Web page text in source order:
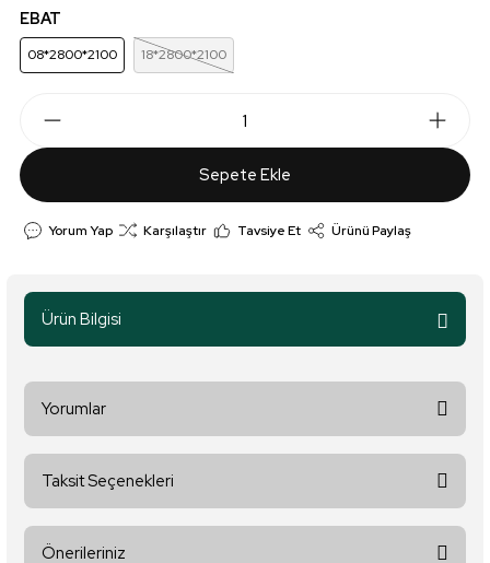
EBAT
08*2800*2100 18*2800*2100
Sepete Ekle
Yorum Yap Karşılaştır Tavsiye Et Ürünü Paylaş
Ürün Bilgisi
Yorumlar
Taksit Seçenekleri
Önerileriniz